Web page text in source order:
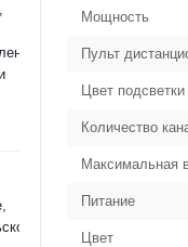
Мощность
Пульт
Цвет
Количество
Максимальная
Питание
Цвет